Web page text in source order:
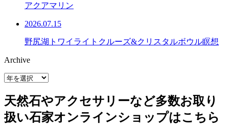
アクアマリン
2026.07.15
野尻湖トワイライトクルーズ&クリスタルボウル瞑想
Archive
天然石やアクセサリーなど多数お取り
扱い石家オンラインショップはこちら